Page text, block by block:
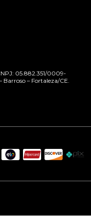
05.882.351/0009-
– Fortaleza/CE.